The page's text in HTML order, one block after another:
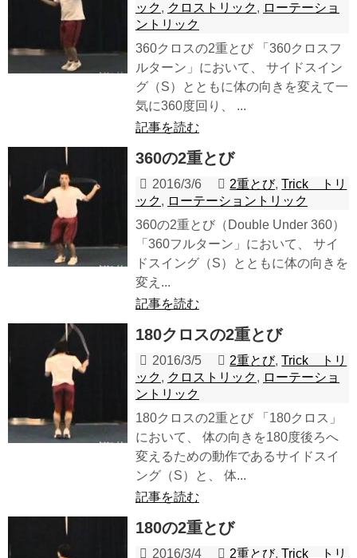
ック, クロストリック, ローテーショ
ントリック
360クロスの2重とび 「360クロスフ
ルターン」において、 サイドスイン
グ（S）とともに体の向きを変えて一
気に360度回り、 ...
記事を読む
360の2重とび
2016/3/6 2重とび,Trick トリ
ック, ローテーショントリック
360の2重とび（Double Under 360）
「360フルターン」において、 サイ
ドスイング（S）とともに体の向きを
変え...
記事を読む
180クロスの2重とび
2016/3/5 2重とび,Trick トリ
ック, クロストリック, ローテーショ
ントリック
180クロスの2重とび 「180クロス」
において、 体の向きを180度後ろへ
変えるための動作であるサイドスイ
ング（S）と、 体...
記事を読む
180の2重とび
2016/3/4 2重とび,Trick トリ